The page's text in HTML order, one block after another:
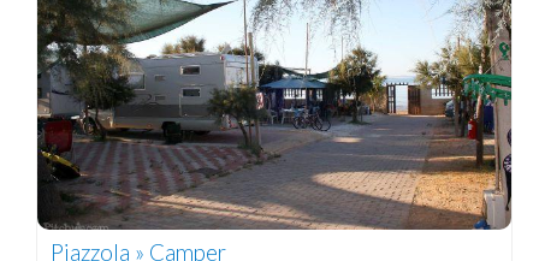
Piazzola » Camper